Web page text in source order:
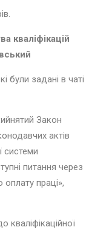
кваліфікацій
були задані в чаті
Закон
актів
системи
питання через
праці»,
кваліфікаційної